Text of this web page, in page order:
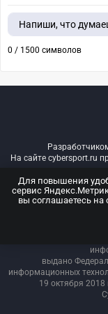
Напиши, что
0 / 1500 символов
На сайте cybersport.ru
© ООО
ООО «Киберспорт.ру».
выдано
информационных
19 октября
Для повышения
сервис
вы соглашаетесь на